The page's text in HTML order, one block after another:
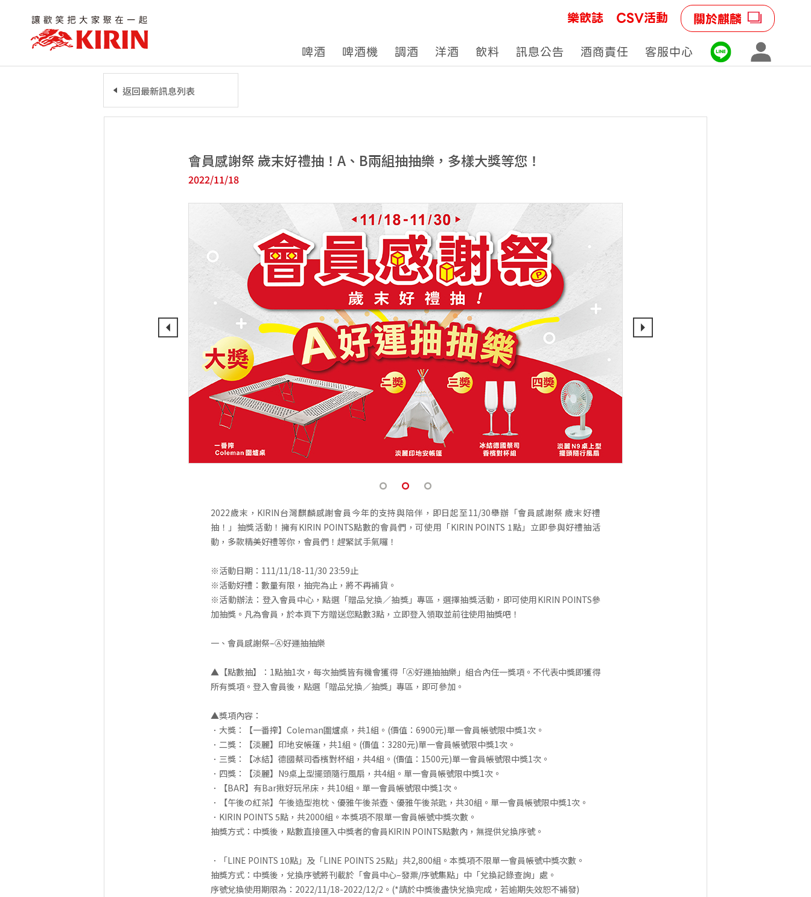
樂飲誌 CSV活動 關於麒麟
啤酒 啤酒機 調酒 洋酒 飲料 訊息公告 酒商責任 客服中心
會員感謝祭 歲末好禮抽！A、B兩組抽抽樂，多樣大獎等您！
2022/11/18
2022歲末，KIRIN台灣麒麟感謝會員今年的支持與陪伴，即日起至11/30舉辦「會員感謝祭 歲末好禮
抽！」抽獎活動！擁有KIRIN POINTS點數的會員們，可使用「KIRIN POINTS 1點」立即參與好禮抽活
動，多款精美好禮等你，會員們！趕緊試手氣囉！
※活動日期：111/11/18-11/30 23:59止
※活動好禮：數量有限，抽完為止，將不再補貨。
※活動辦法：登入會員中心，點選「贈品兌換／抽獎」專區，選擇抽獎活動，即可使用KIRIN POINTS參
加抽獎。凡為會員，於本頁下方贈送您點數3點，立即登入領取並前往使用抽獎吧！
一、會員感謝祭–Ⓐ好運抽抽樂
▲【點數抽】：1點抽1次，每次抽獎皆有機會獲得「Ⓐ好運抽抽樂」組合內任一獎項。不代表中獎即獲得
所有獎項。登入會員後，點選「贈品兌換／抽獎」專區，即可參加。
▲獎項內容：
．大獎：【一番搾】Coleman圍爐桌，共1組。(價值：6900元)單一會員帳號限中獎1次。
．二獎：【淡麗】印地安帳篷，共1組。(價值：3280元)單一會員帳號限中獎1次。
．三獎：【冰結】德國蔡司香檳對杯組，共4組。(價值：1500元)單一會員帳號限中獎1次。
．四獎：【淡麗】N9桌上型擺頭隨行風扇，共4組。單一會員帳號限中獎1次。
．【BAR】有Bar揪好玩吊床，共10組。單一會員帳號限中獎1次。
．【午後の紅茶】午後造型抱枕、優雅午後茶壺、優雅午後茶匙，共30組。單一會員帳號限中獎1次。
．KIRIN POINTS 5點，共2000組。本獎項不限單一會員帳號中獎次數。
抽獎方式：中獎後，點數直接匯入中獎者的會員KIRIN POINTS點數內，無提供兌換序號。
．「LINE POINTS 10點」及「LINE POINTS 25點」共2,800組。本獎項不限單一會員帳號中獎次數。
抽獎方式：中獎後，兌換序號將刊載於「會員中心–發票/序號集點」中「兌換記錄查詢」處。
序號兌換使用期限為：2022/11/18-2022/12/2。(*請於中獎後盡快兌換完成，若逾期失效恕不補發)
返回最新訊息列表